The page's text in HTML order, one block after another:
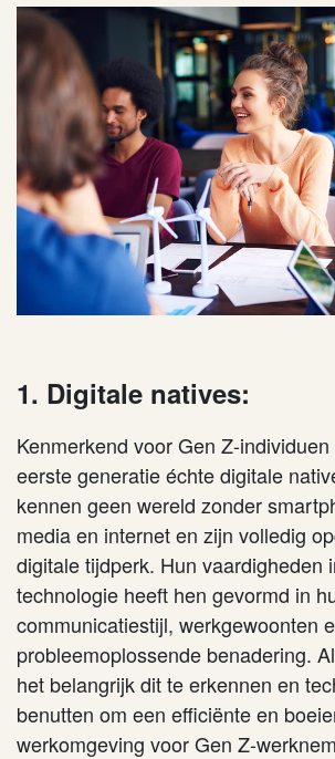
1. Digitale natives:
Kenmerkend voor Gen Z-
eerste generatie échte digitale
kennen geen wereld zonder
media en internet en zijn volledig
digitale tijdperk. Hun vaardigheden
technologie heeft hen gevormd in
communicatiestijl, werkgewoonten
probleemoplossende benadering.
het belangrijk dit te erkennen en
benutten om een efficiënte en
werkomgeving voor Gen Z-